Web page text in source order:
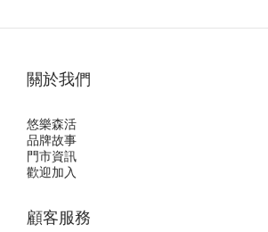
關於我們
悠樂森活
品牌故事
門市資訊
歡迎加入
顧客服務